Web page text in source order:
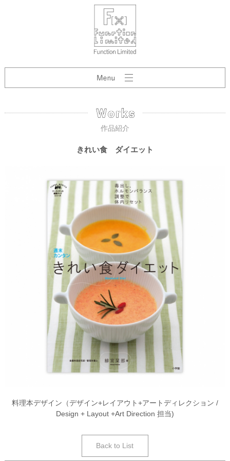
作品紹介
きれい食 ダイエット
料理本デザイン（デザイン+レイアウト+アートディレクション /
Design + Layout +Art Direction 担当)
Back to List